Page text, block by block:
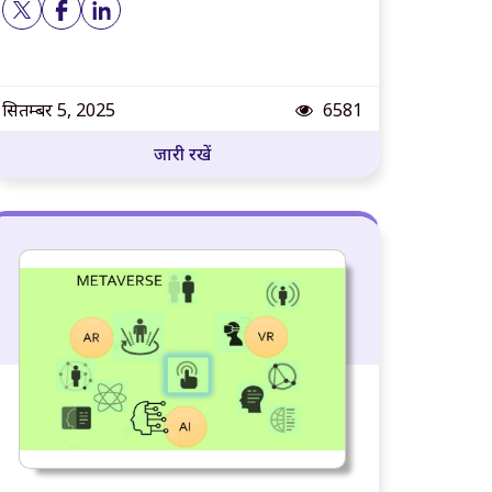
सितम्बर 5, 2025 पोस्ट दृश्य
6581
जारी रखें